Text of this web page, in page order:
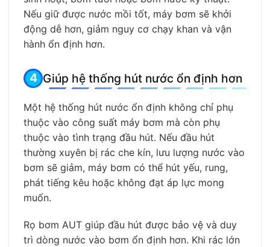
Nếu giữ được nước mồi tốt, máy bơm sẽ khởi
động dễ hơn, giảm nguy cơ chạy khan và vận
hành ổn định hơn.
Giúp hệ thống hút nước ổn định hơn
Một hệ thống hút nước ổn định không chỉ phụ
thuộc vào công suất máy bơm mà còn phụ
thuộc vào tình trạng đầu hút. Nếu đầu hút
thường xuyên bị rác che kín, lưu lượng nước vào
bơm sẽ giảm, máy bơm có thể hút yếu, rung,
phát tiếng kêu hoặc không đạt áp lực mong
muốn.
Rọ bơm AUT giúp đầu hút được bảo vệ và duy
trì dòng nước vào bơm ổn định hơn. Khi rác lớn